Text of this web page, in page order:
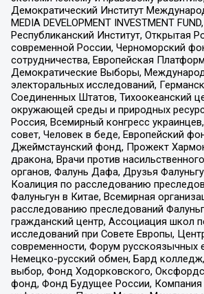
Демократический Институт
MEDIA DEVELOPMENT INVESTMENT
Республиканский Институт, Открытая
современной России, Черноморский
сотрудничества, Европейская
Демократические Выборы,
электоральных исследований,
Соединенных Штатов, Тихоокеанский
окружающей среды и природных
Россия, Всемирный конгресс
совет, Человек в беде, Европейский
Джеймстаунский фонд, Прожект
дракона, Врачи против
органов, Фалунь Дафа, Друзья
Коалиция по расследованию
Фалуньгун в Китае, Всемирная
расследованию преследований
гражданский центр, Ассоциация школ
исследований при Совете Европы,
современности, Форум русскоязычных
Немецко-русский обмен, Бард
выбор, Фонд Ходорковского,
фонд, Фонд Будущее России,